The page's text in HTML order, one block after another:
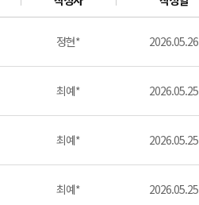
정현* 2026.05.26
최예* 2026.05.25
최예* 2026.05.25
최예* 2026.05.25